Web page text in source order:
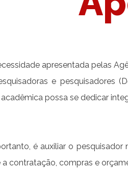
apresentada pelas
e pesquisadores
possa se dedicar
é auxiliar o
a contratação, compras e